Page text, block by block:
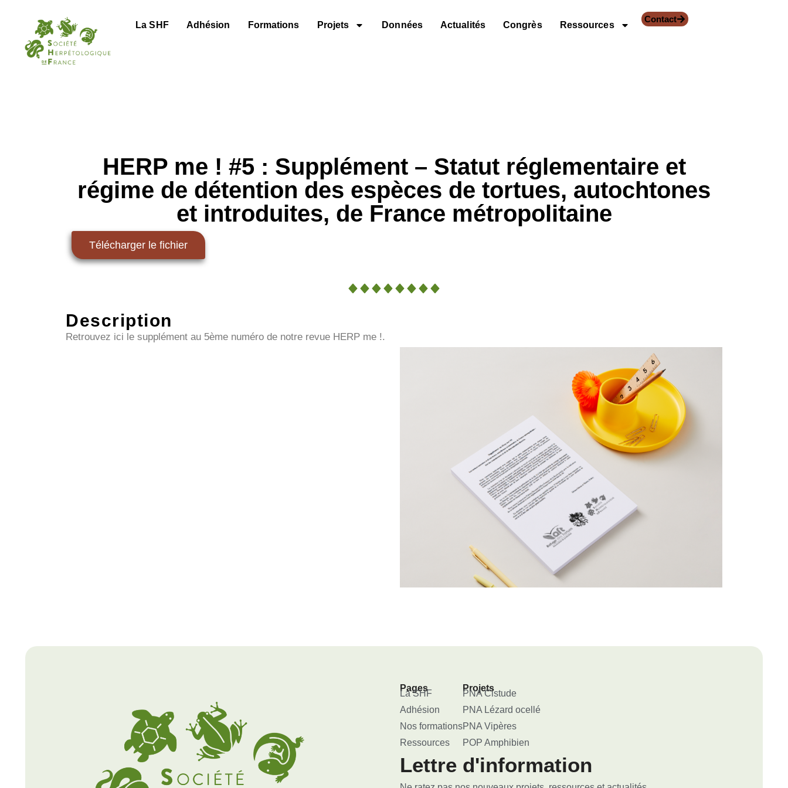
La SHF Adhésion Formations Projets Données Actualités Congrès Ressources
Contact
HERP me ! #5 : Supplément – Statut réglementaire et
régime de détention des espèces de tortues, autochtones
et introduites, de France métropolitaine
Télécharger le fichier
Description
Retrouvez ici le supplément au 5ème numéro de notre revue HERP me !.
Pages
La SHF
Adhésion
Nos formations
Ressources
Projets
PNA Cistude
PNA Lézard ocellé
PNA Vipères
POP Amphibien
Lettre d'information